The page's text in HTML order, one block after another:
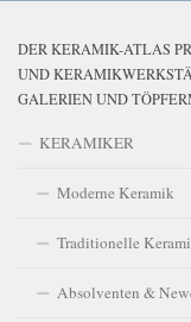
DER KERAMIK-ATLAS
UND
GALERIEN UND
KERAMIKER
Moderne Keramik
Traditionelle
Absolventen &